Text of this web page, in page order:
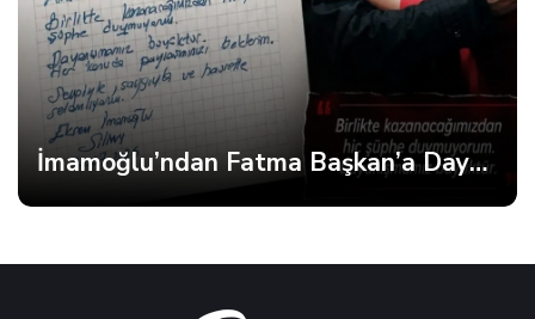
İmamoğlu’ndan Fatma Başkan’a Dayanışma Mektubu